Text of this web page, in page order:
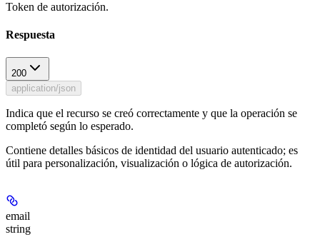
Token de autorización.
Respuesta
200
application/json
Indica que el recurso se creó correctamente y que la operación se
completó según lo esperado.
Contiene detalles básicos de identidad del usuario autenticado; es
útil para personalización, visualización o lógica de autorización.
email
string